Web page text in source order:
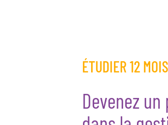
ÉTUDIER 12
Devenez